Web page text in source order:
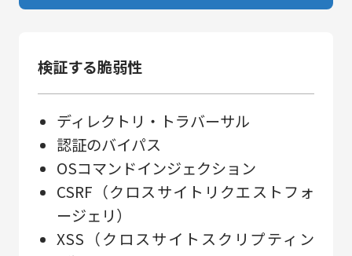
検証する脆弱性
ディレクトリ・トラバーサル
認証のバイパス
OSコマンドインジェクション
CSRF（クロスサイトリクエストフォ
ージェリ）
XSS（クロスサイトスクリプティン